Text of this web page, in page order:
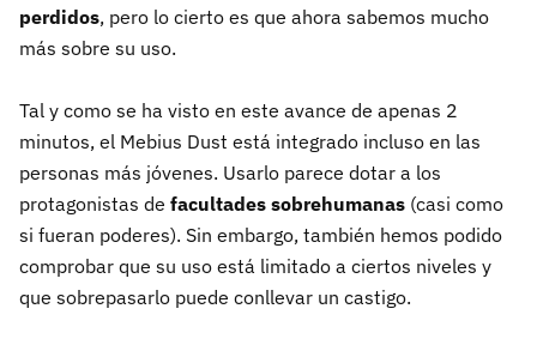
perdidos, pero lo cierto es que ahora sabemos mucho
más sobre su uso.
Tal y como se ha visto en este avance de apenas 2
minutos, el Mebius Dust está integrado incluso en las
personas más jóvenes. Usarlo parece dotar a los
protagonistas de facultades sobrehumanas (casi como
si fueran poderes). Sin embargo, también hemos podido
comprobar que su uso está limitado a ciertos niveles y
que sobrepasarlo puede conllevar un castigo.